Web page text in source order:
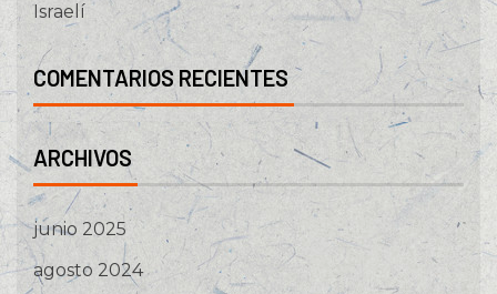
Israelí
COMENTARIOS RECIENTES
ARCHIVOS
junio 2025
agosto 2024